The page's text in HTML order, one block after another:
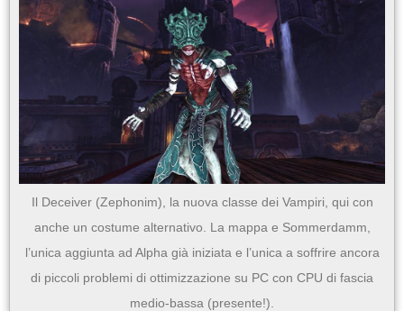
Il Deceiver (Zephonim), la nuova classe dei Vampiri, qui con
anche un costume alternativo. La mappa e Sommerdamm,
l’unica aggiunta ad Alpha già iniziata e l’unica a soffrire ancora
di piccoli problemi di ottimizzazione su PC con CPU di fascia
medio-bassa (presente!).